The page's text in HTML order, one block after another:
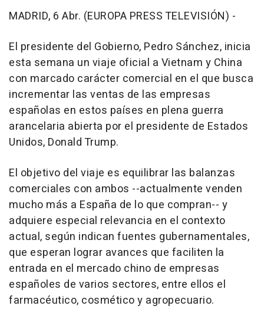
MADRID, 6 Abr. (EUROPA PRESS TELEVISIÓN) -
El presidente del Gobierno, Pedro Sánchez, inicia
esta semana un viaje oficial a Vietnam y China
con marcado carácter comercial en el que busca
incrementar las ventas de las empresas
españolas en estos países en plena guerra
arancelaria abierta por el presidente de Estados
Unidos, Donald Trump.
El objetivo del viaje es equilibrar las balanzas
comerciales con ambos --actualmente venden
mucho más a España de lo que compran-- y
adquiere especial relevancia en el contexto
actual, según indican fuentes gubernamentales,
que esperan lograr avances que faciliten la
entrada en el mercado chino de empresas
españoles de varios sectores, entre ellos el
farmacéutico, cosmético y agropecuario.